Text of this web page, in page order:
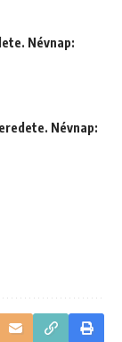
Névnap:
Névnap: